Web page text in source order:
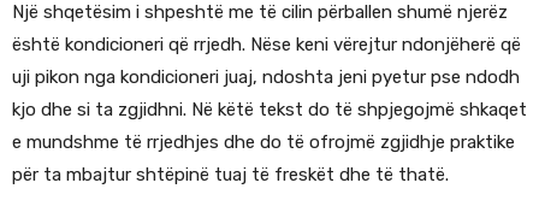
Një shqetësim i shpeshtë me të cilin përballen shumë njerëz
është kondicioneri që rrjedh. Nëse keni vërejtur ndonjëherë që
uji pikon nga kondicioneri juaj, ndoshta jeni pyetur pse ndodh
kjo dhe si ta zgjidhni. Në këtë tekst do të shpjegojmë shkaqet
e mundshme të rrjedhjes dhe do të ofrojmë zgjidhje praktike
për ta mbajtur shtëpinë tuaj të freskët dhe të thatë.